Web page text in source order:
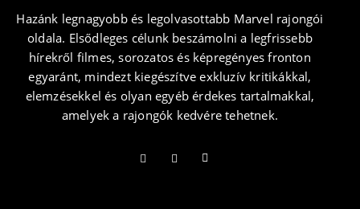
Hazánk legnagyobb és legolvasottabb Marvel rajongói
oldala. Elsődleges célunk beszámolni a legfrissebb
hírekről filmes, sorozatos és képregényes fronton
egyaránt, mindezt kiegészítve exkluzív kritikákkal,
elemzésekkel és olyan egyéb érdekes tartalmakkal,
amelyek a rajongók kedvére tehetnek.